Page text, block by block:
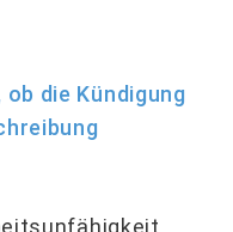
die Kündigung